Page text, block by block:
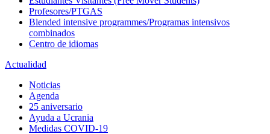
Profesores/PTGAS
Blended intensive programmes/Programas intensivos
combinados
Centro de idiomas
Actualidad
Noticias
Agenda
25 aniversario
Ayuda a Ucrania
Medidas COVID-19